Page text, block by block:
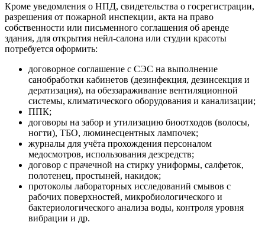
Кроме уведомления о НПД, свидетельства о госрегистрации,
разрешения от пожарной инспекции, акта на право
собственности или письменного соглашения об аренде
здания, для открытия нейл-салона или студии красоты
потребуется оформить:
договорное соглашение с СЭС на выполнение
санобработки кабинетов (дезинфекция, дезинсекция и
дератизация), на обеззараживание вентиляционной
системы, климатического оборудования и канализации;
ППК;
договоры на забор и утилизацию биоотходов (волосы,
ногти), ТБО, люминесцентных лампочек;
журналы для учёта прохождения персоналом
медосмотров, использования дезсредств;
договор с прачечной на стирку униформы, салфеток,
полотенец, простыней, накидок;
протоколы лабораторных исследований смывов с
рабочих поверхностей, микробиологического и
бактериологического анализа воды, контроля уровня
вибрации и др.